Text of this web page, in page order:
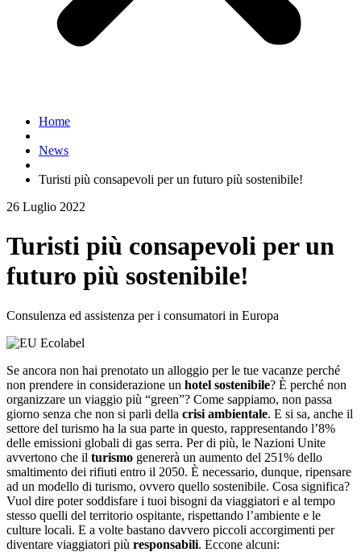
Home
News
Turisti più consapevoli per un futuro più sostenibile!
26 Luglio 2022
Turisti più consapevoli per un
futuro più sostenibile!
Consulenza ed assistenza per i consumatori in Europa
Se ancora non hai prenotato un alloggio per le tue vacanze perché
non prendere in considerazione un hotel sostenibile? È perché non
organizzare un viaggio più “green”? Come sappiamo, non passa
giorno senza che non si parli della crisi ambientale. E si sa, anche il
settore del turismo ha la sua parte in questo, rappresentando l’8%
delle emissioni globali di gas serra. Per di più, le Nazioni Unite
avvertono che il turismo genererà un aumento del 251% dello
smaltimento dei rifiuti entro il 2050. È necessario, dunque, ripensare
ad un modello di turismo, ovvero quello sostenibile. Cosa significa?
Vuol dire poter soddisfare i tuoi bisogni da viaggiatori e al tempo
stesso quelli del territorio ospitante, rispettando l’ambiente e le
culture locali. E a volte bastano davvero piccoli accorgimenti per
diventare viaggiatori più responsabili. Eccone alcuni: